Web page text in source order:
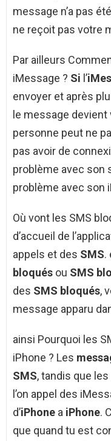
message n’a pas
ne reçoit pas votre
Par ailleurs
iMessage ? Si l’
envoyer et après
le message devient
personne peut ne
pas avoir de
problème avec son
problème avec son
Où vont les SMS
d’accueil de
appels et des SMS.
bloqués ou SMS
des SMS bloqués,
message apparu
ainsi Pourquoi les
iPhone ? Les
SMS, tandis que les
l’on appel des
d’iPhone a iPhone.
que quand tu est